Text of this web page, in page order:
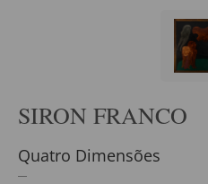
SIRON FRANCO
Quatro Dimensões